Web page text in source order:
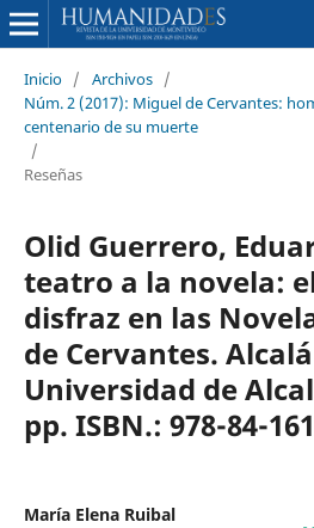
Inicio / Archivos /
Núm. 2 (2017): Miguel de Cervantes:
centenario de su muerte
/
Reseñas
Olid Guerrero,
teatro a la novela:
disfraz en las
de Cervantes.
Universidad de
pp. ISBN.: 978-84-
María Elena Ruibal